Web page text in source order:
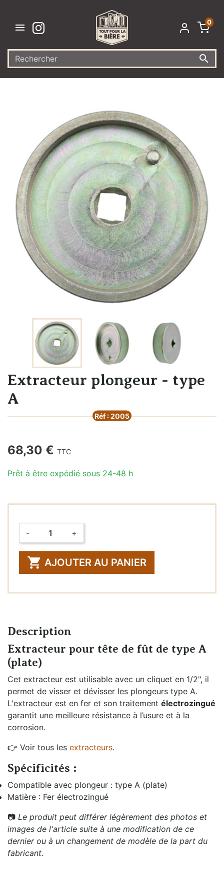


0
Extracteur plongeur - type
A
Réf : 2005
68,30 € TTC
Prêt à être expédié sous 24-48 h
Quantité
- +
 AJOUTER AU PANIER
Description
Extracteur pour tête de fût de type A
(plate)
Cet extracteur est utilisable avec un cliquet en 1/2", il
permet de visser et dévisser les plongeurs type A.
L'extracteur est en fer et son traitement électrozingué
garantit une meilleure résistance à l’usure et à la
corrosion.
👉 Voir tous les extracteurs.
Spécificités :
Compatible avec plongeur : type A (plate)
Matière : Fer électrozingué
📷 Le produit peut différer légèrement des photos et
images de l'article suite à une modification de ce
dernier ou à un changement de modèle de la part du
fabricant.